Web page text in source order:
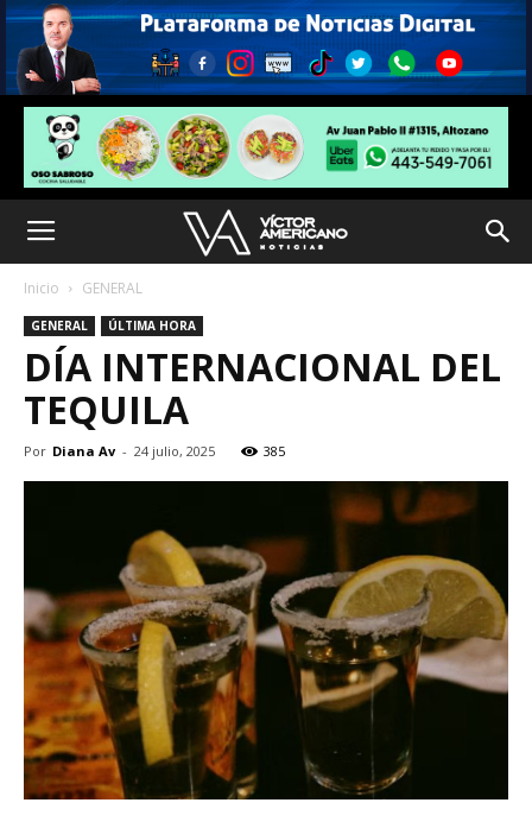
Inicio GENERAL
GENERAL ÚLTIMA HORA
DÍA INTERNACIONAL DEL
TEQUILA
Por Diana Av - 24 julio, 2025 385